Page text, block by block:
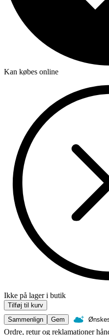
Kan købes online
Ikke på lager i butik
Tilføj til kurv
Sammenlign
Gem
Ordre, retur og reklamationer